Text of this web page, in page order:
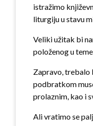
istražimo
liturgiju u stavu
Veliki užitak bi
položenog u
Zapravo, trebalo
podbratkom
prolaznim, kao i
Ali vratimo se